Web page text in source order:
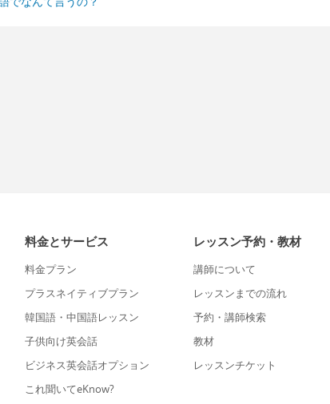
料金とサービス
料金プラン
プラスネイティブプラン
韓国語・中国語レッスン
子供向け英会話
ビジネス英会話オプション
これ聞いてeKnow?
レッスン予約・教材
講師について
レッスンまでの流れ
予約・講師検索
教材
レッスンチケット